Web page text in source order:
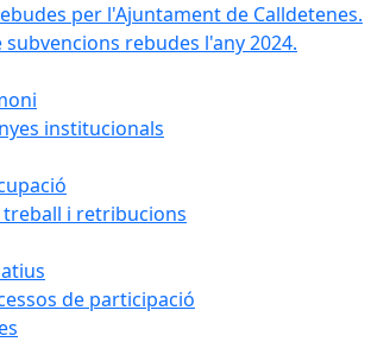
per l'Ajuntament de Calldetenes.
subvencions rebudes l'any 2024.
institucionals
treball i retribucions
de participació